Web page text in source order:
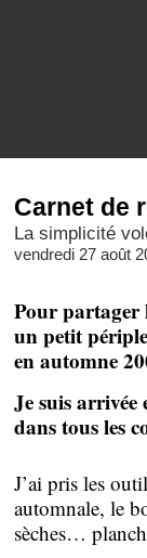
Carnet de
La simplicité
vendredi 27 août
Pour partager
un petit
en automne
Je suis
dans tous les
J’ai pris les
automnale, le
sèches…